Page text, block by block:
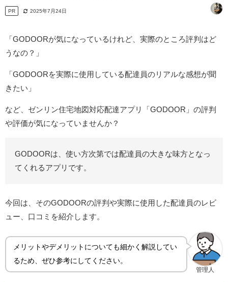
PR 2025年7月24日
「GODOORが気になっているけれど、実際のところ評判はど
うなの？」
「GODOORを実際に使用している配達員のリアルな感想が聞
きたい」
など、ゼンリン住宅地図対応配達アプリ「GODOOR」の評判
や評価が気になっていませんか？
GODOORは、使い方次第では配達員の大きな味方となっ
てくれるアプリです。
今回は、そのGODOORの評判や実際に使用した配達員のレビ
ュー、口コミを紹介します。
管理人
メリットやデメリットについても細かく解説してい
るため、ぜひ参考にしてください。